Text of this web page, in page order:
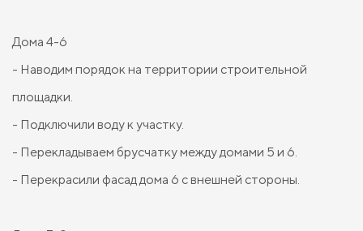
Дома 4-6
- Наводим порядок на территории строительной
площадки.
- Подключили воду к участку.
- Перекладываем брусчатку между домами 5 и 6.
- Перекрасили фасад дома 6 с внешней стороны.